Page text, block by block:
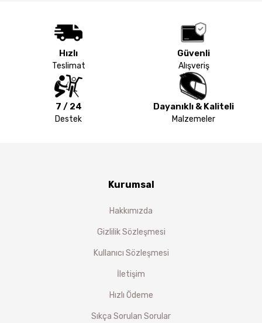
Hızlı
Teslimat
Güvenli
Alışveriş
7 / 24
Destek
Dayanıklı & Kaliteli
Malzemeler
Kurumsal
Hakkımızda
Gizlilik Sözleşmesi
Kullanıcı Sözleşmesi
İletişim
Hızlı Ödeme
Sıkça Sorulan Sorular